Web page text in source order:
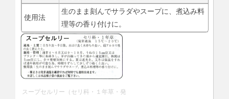
使用法
生のまま刻んでサラダやスープに、煮込み料
理等の香り付けに。
スープセルリー（セリ科・１年草・発